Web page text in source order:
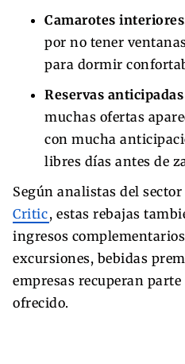
Camarotes
por no tener
para dormir
Reservas
muchas ofertas
con mucha
libres días antes de
Según analistas del
Critic, estas rebajas
ingresos
excursiones, bebidas
empresas recuperan parte
ofrecido.